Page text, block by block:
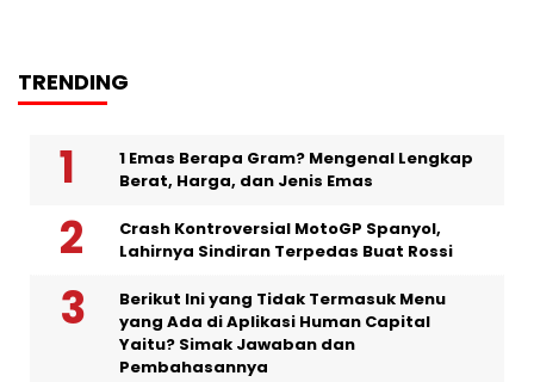
TRENDING
1 Emas Berapa Gram? Mengenal Lengkap
Berat, Harga, dan Jenis Emas
Crash Kontroversial MotoGP Spanyol,
Lahirnya Sindiran Terpedas Buat Rossi
Berikut Ini yang Tidak Termasuk Menu
yang Ada di Aplikasi Human Capital
Yaitu? Simak Jawaban dan
Pembahasannya